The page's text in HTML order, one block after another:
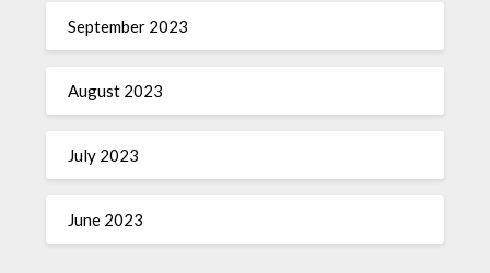
September 2023
August 2023
July 2023
June 2023